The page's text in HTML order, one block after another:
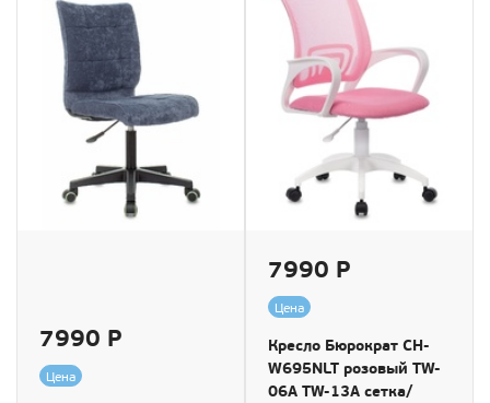
7990 Р
Цена
7990 Р
Цена
Кресло Бюрократ CH-
W695NLT розовый TW-
06A TW-13A сетка/